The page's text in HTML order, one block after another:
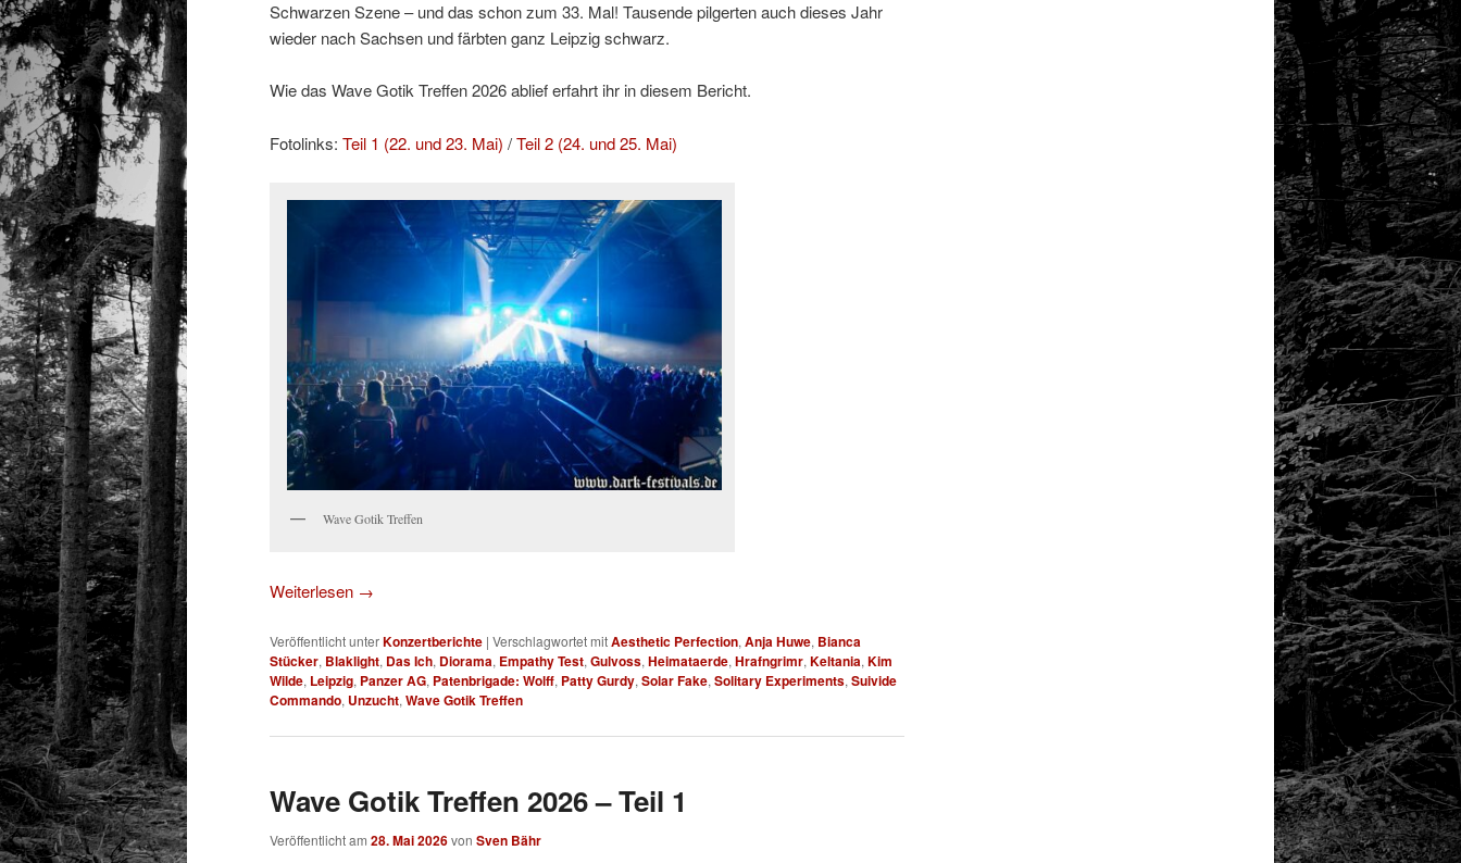
Schwarzen Szene – und das schon zum 33. Mal! Tausende pilgerten auch dieses Jahr
wieder nach Sachsen und färbten ganz Leipzig schwarz.
Wie das Wave Gotik Treffen 2026 ablief erfahrt ihr in diesem Bericht.
Fotolinks: Teil 1 (22. und 23. Mai) /Teil 2 (24. und 25. Mai)
Wave Gotik Treffen
Weiterlesen →
Veröffentlicht unterKonzertberichte | Verschlagwortet mitAesthetic Perfection, Anja Huwe, Bianca
Stücker, Blaklight, Das Ich, Diorama, Empathy Test, Gulvoss, Heimataerde, Hrafngrimr, Keltania, Kim
Wilde, Leipzig, Panzer AG, Patenbrigade: Wolff, Patty Gurdy, Solar Fake, Solitary Experiments, Suivide
Commando, Unzucht, Wave Gotik Treffen
Wave Gotik Treffen 2026 – Teil 1
Veröffentlicht am 28. Mai 2026von Sven Bähr